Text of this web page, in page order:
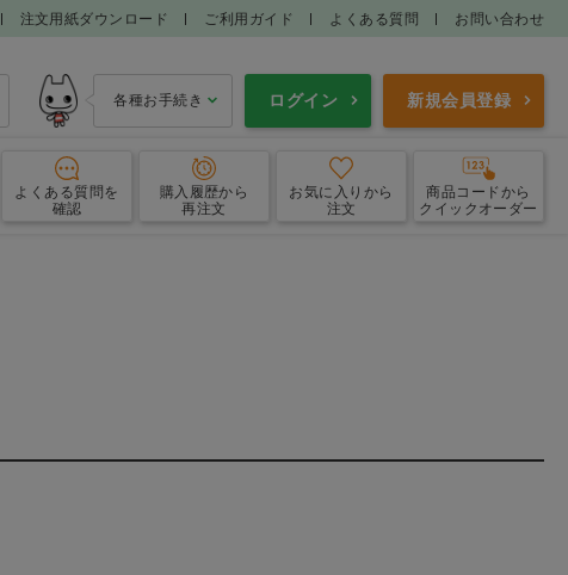
注文用紙ダウンロード ご利用ガイド よくある質問 お問い合わせ
各種お手続き ログイン 新規会員登録
よくある質問を
確認
購入履歴から
再注文
お気に入り から
注文
商品コードから
クイックオーダー